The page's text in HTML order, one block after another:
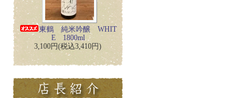
東鶴 純米吟醸 WHIT
E 1800ml
3,100円(税込3,410円)